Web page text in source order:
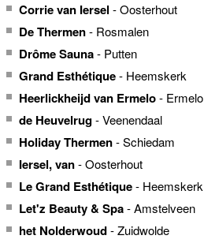
Corrie van Iersel - Oosterhout
De Thermen- Rosmalen
Drôme Sauna- Putten
Grand Esthétique- Heemskerk
Heerlickheijd van Ermelo- Ermelo
de Heuvelrug- Veenendaal
Holiday Thermen- Schiedam
Iersel, van- Oosterhout
Le Grand Esthétique- Heemskerk
Let'z Beauty & Spa- Amstelveen
het Nolderwoud- Zuidwolde